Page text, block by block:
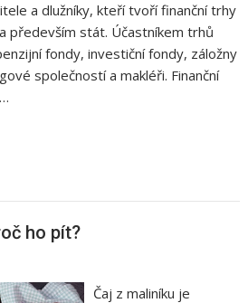
a dlužníky, kteří tvoří finanční trhy
především stát. Účastníkem trhů
fondy, investiční fondy, záložny
společností a makléři. Finanční
ho pít?
Čaj z maliníku je